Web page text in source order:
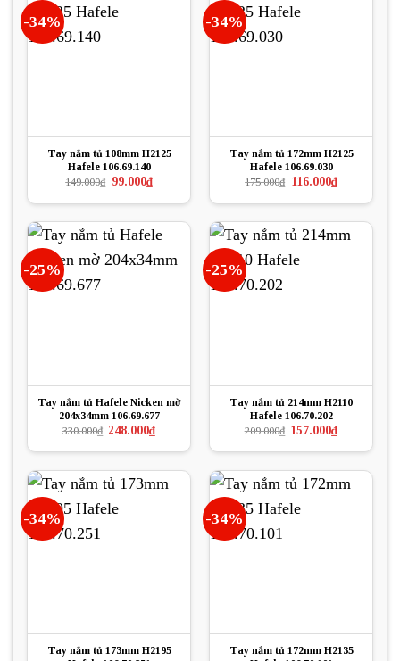
-34%
Tay nắm tủ 108mm H2125
Hafele 106.69.140
149.000₫ Giá
là:
99.000₫Giá
hiện
tại
99.000₫.
-34%
Tay nắm tủ 172mm H2125
Hafele 106.69.030
175.000₫ Giá
là:
116.000₫Giá
hiện
tại
116.000₫.
-25%
Tay nắm tủ Hafele Nicken mờ
204x34mm 106.69.677
330.000₫ Giá
là:
248.000₫Giá
hiện
tại
248.000₫.
-25%
Tay nắm tủ 214mm H2110
Hafele 106.70.202
209.000₫ Giá
là:
157.000₫Giá
hiện
tại
157.000₫.
-34%
Tay nắm tủ 173mm H2195
-34%
Tay nắm tủ 172mm H2135